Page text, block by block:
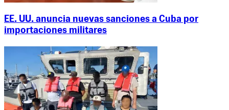
EE. UU. anuncia nuevas sanciones a Cuba por
importaciones militares